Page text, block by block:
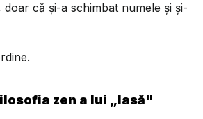
doar că și-a schimbat numele și și-
zen a lui „lasă"